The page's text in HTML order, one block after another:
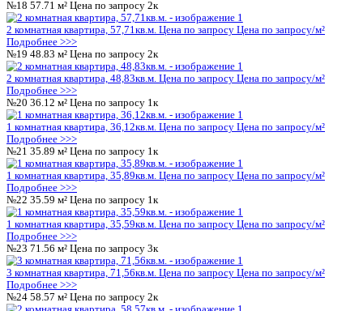
Выберите корпус в ЖК Ю:
Позиция 1
Позиция 1 Позиция 2 Позиция 3
Адрес
Этажей
15
Материал стен
монолитный
Квартал/год постройки
Заселение до
30.06.2025
Этап строительства
Сдан
Грузовой лифт
01 Разрешение на строительство.1.pdf
02 Проектная декларация.1.pdf
03 Схема ПОЗУ.1.pdf
04 Разрешение на ввод.1.pdf